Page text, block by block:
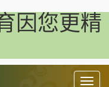
因您更精
Toggle